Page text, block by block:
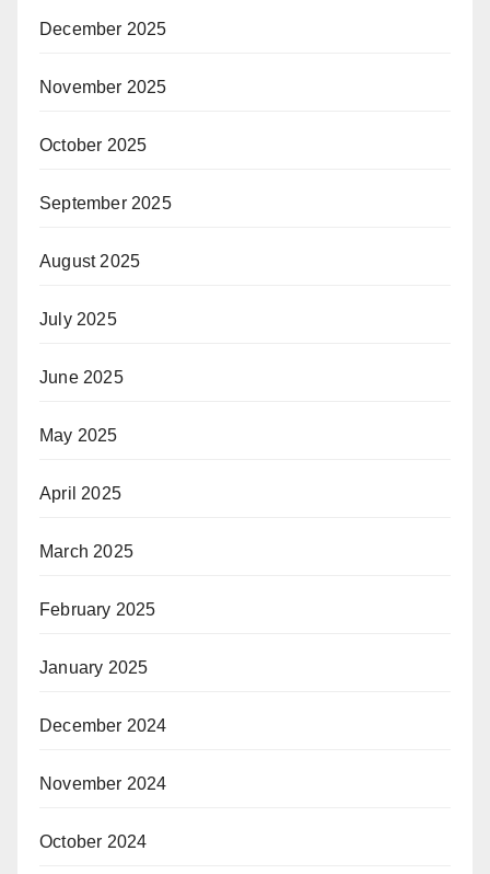
December 2025
November 2025
October 2025
September 2025
August 2025
July 2025
June 2025
May 2025
April 2025
March 2025
February 2025
January 2025
December 2024
November 2024
October 2024